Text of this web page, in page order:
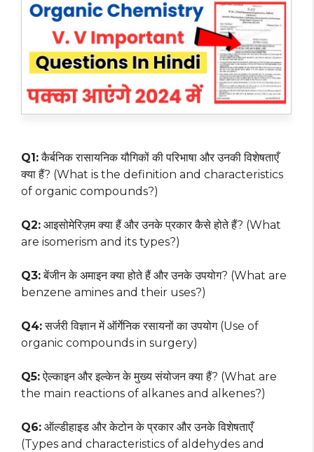
Q1:कैर्बनिक रासायनिक यौगिकों की परिभाषा और उनकी विशेषताएँ
क्या हैं? (What is the definition and characteristics
of organic compounds?)
Q2: आइसोमेरिज़म क्या हैं और उनके प्रकार कैसे होते हैं? (What
are isomerism and its types?)
Q3:बेंजीन के अमाइन क्या होते हैं और उनके उपयोग? (What are
benzene amines and their uses?)
Q4:सर्जरी विज्ञान में ऑर्गेनिक रसायनों का उपयोग (Use of
organic compounds in surgery)
Q5:ऐल्काइन और इल्केन के मुख्य संयोजन क्या हैं? (What are
the main reactions of alkanes and alkenes?)
Q6: ऑल्डीहाइड और केटोन के प्रकार और उनके विशेषताएँ
(Types and characteristics of aldehydes and